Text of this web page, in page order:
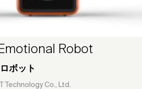
Robot
ボット
Technology Co., Ltd.